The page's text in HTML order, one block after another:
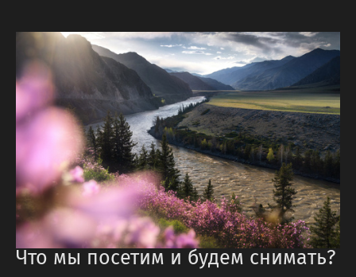
Что мы посетим и будем снимать?